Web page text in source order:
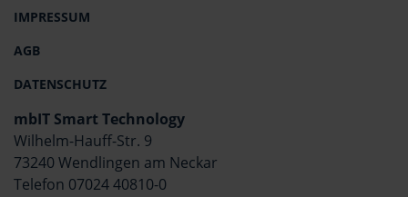
IMPRESSUM
AGB
DATENSCHUTZ
mbIT Smart Technology
Wilhelm-Hauff-Str. 9
73240 Wendlingen am Neckar
Telefon 07024 40810-0